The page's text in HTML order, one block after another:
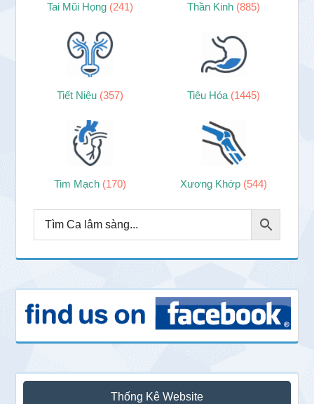
Tai Mũi Họng (241) Thần Kinh (885)
Tiết Niệu (357) Tiêu Hóa (1445)
Tim Mạch (170) Xương Khớp (544)
Thống Kê Website